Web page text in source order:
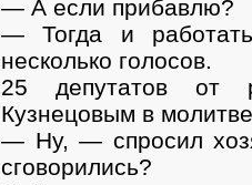
— А если прибавлю?
— Тогда и
несколько голосов.
25 депутатов от
Кузнецовым в
— Ну, — спросил
сговорились?